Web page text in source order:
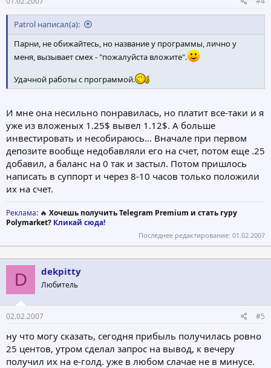
Patrol написал(а):
Парни, не обижайтесь, но название у программы, лично у
меня, вызывает смех - "пожалуйста вложите".
Удачной работы с программой.
И мне она несильно понравилась, но платит все-таки и я
уже из вложеных 1.25$ вывел 1.12$. А больше
инвестировать и несобираюсь... Вначале при первом
депозите вообще недобавляли его на счет, потом еще .25
добавил, а баланс на 0 так и застыл. Потом пришлось
написать в суппорт и через 8-10 часов только положили
их на счет.
Реклама: 🔥 Хочешь получить Telegram Premium и стать гуру
Polymarket? Кликай сюда!
Последнее редактирование: 01.02.2007
D dekpitty
Любитель
02.02.2007 #5
ну что могу сказать, сегодня прибыль получилась ровно
25 центов, утром сделал запрос на вывод, к вечеру
получил их на е-голд. уже в любом слачае не в минусе.